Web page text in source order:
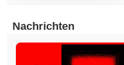
Was ist die Preisspanne
Vergangenheit?
$3,089.62
Allzeittief (ATL):$0.00
Nachrichten